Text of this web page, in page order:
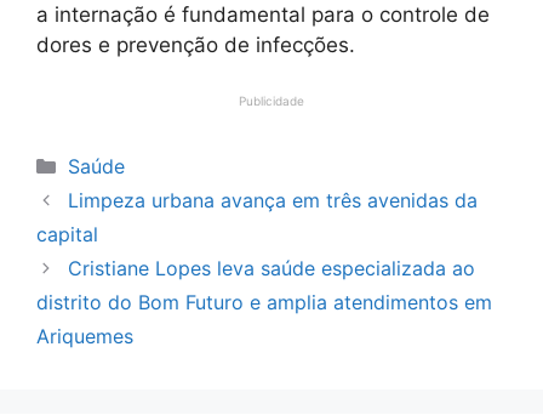
a internação é fundamental para o controle de
dores e prevenção de infecções.
Publicidade
Categorias
Saúde
Limpeza urbana avança em três avenidas da
capital
Cristiane Lopes leva saúde especializada ao
distrito do Bom Futuro e amplia atendimentos em
Ariquemes